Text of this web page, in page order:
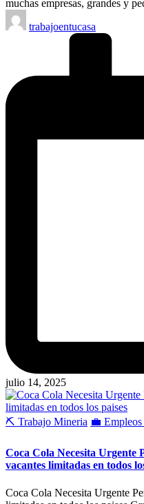
muchas empresas, grandes y
Publicado
por
trabajoentucasa
julio 14, 2025
Publicado
⛏️ Trabajo Mineria 💼
Coca Cola Necesita Urgente
vacantes limitadas en todos
Coca Cola Necesita Urgente